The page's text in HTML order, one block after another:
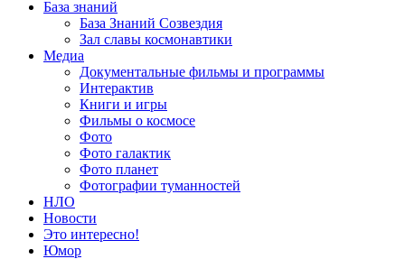
База знаний
База Знаний Созвездия
Зал славы космонавтики
Медиа
Документальные фильмы и программы
Интерактив
Книги и игры
Фильмы о космосе
Фото
Фото галактик
Фото планет
Фотографии туманностей
НЛО
Новости
Это интересно!
Юмор